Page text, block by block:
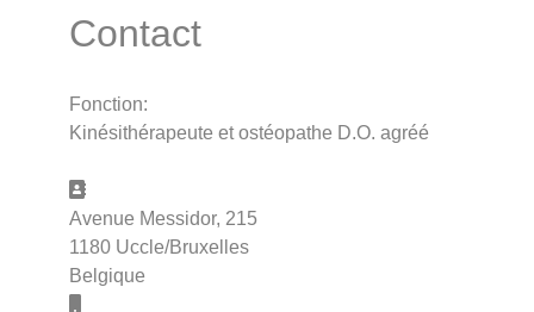
Contact
Fonction:
Kinésithérapeute et ostéopathe D.O. agréé
Adresse
Avenue Messidor, 215
1180 Uccle/Bruxelles
Belgique